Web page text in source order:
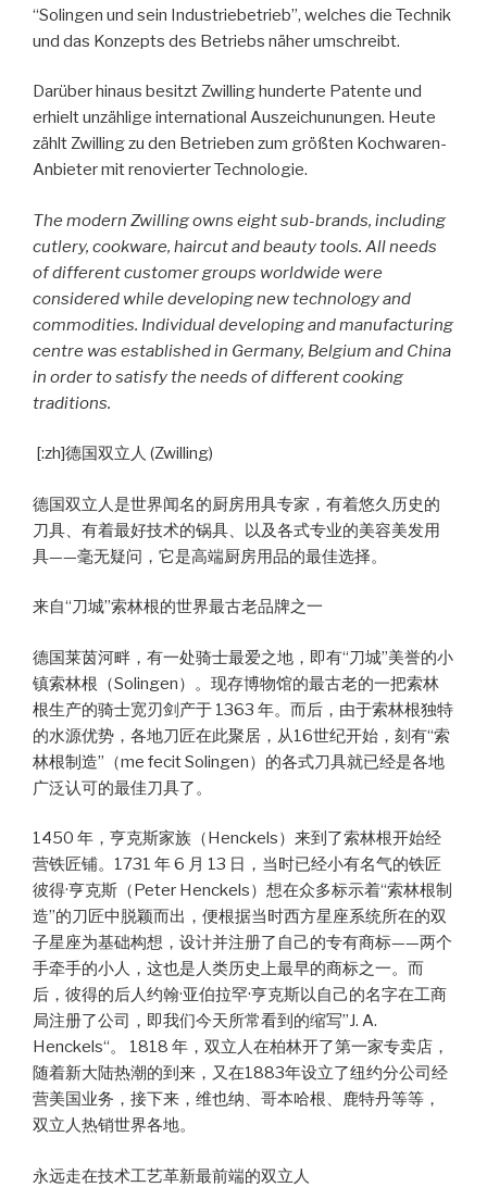
“Solingen und sein Industriebetrieb”, welches die Technik
und das Konzepts des Betriebs näher umschreibt.
Darüber hinaus besitzt Zwilling hunderte Patente und
erhielt unzählige international Auszeichunungen. Heute
zählt Zwilling zu den Betrieben zum größten Kochwaren-
Anbieter mit renovierter Technologie.
The modern Zwilling owns eight sub-brands, including
cutlery, cookware, haircut and beauty tools. All needs
of different customer groups worldwide were
considered while developing new technology and
commodities. Individual developing and manufacturing
centre was established in Germany, Belgium and China
in order to satisfy the needs of different cooking
traditions.
[:zh]德国双立人 (Zwilling)
德国双立人是世界闻名的厨房用具专家，有着悠久历史的
刀具、有着最好技术的锅具、以及各式专业的美容美发用
具——毫无疑问，它是高端厨房用品的最佳选择。
来自“刀城”索林根的世界最古老品牌之一
德国莱茵河畔，有一处骑士最爱之地，即有“刀城”美誉的小
镇索林根（Solingen）。现存博物馆的最古老的一把索林
根生产的骑士宽刃剑产于 1363 年。而后，由于索林根独特
的水源优势，各地刀匠在此聚居，从16世纪开始，刻有“索
林根制造”（me fecit Solingen）的各式刀具就已经是各地
广泛认可的最佳刀具了。
1450 年，亨克斯家族（Henckels）来到了索林根开始经
营铁匠铺。1731 年 6 月 13 日，当时已经小有名气的铁匠
彼得·亨克斯（Peter Henckels）想在众多标示着“索林根制
造”的刀匠中脱颖而出，便根据当时西方星座系统所在的双
子星座为基础构想，设计并注册了自己的专有商标——两个
手牵手的小人，这也是人类历史上最早的商标之一。而
后，彼得的后人约翰·亚伯拉罕·亨克斯以自己的名字在工商
局注册了公司，即我们今天所常看到的缩写”J. A.
Henckels“。 1818 年，双立人在柏林开了第一家专卖店，
随着新大陆热潮的到来，又在1883年设立了纽约分公司经
营美国业务，接下来，维也纳、哥本哈根、鹿特丹等等，
双立人热销世界各地。
永远走在技术工艺革新最前端的双立人